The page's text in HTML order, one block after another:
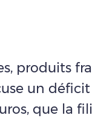
produits
un
que la